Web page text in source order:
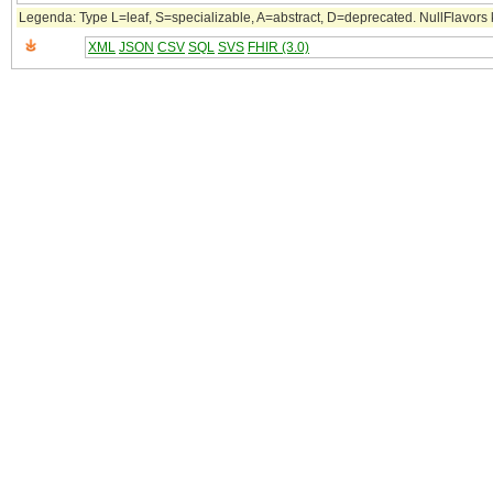
Legenda: Type L=leaf, S=specializable, A=abstract, D=deprecated.
XML JSON CSV SQL SVS FHIR (3.0)